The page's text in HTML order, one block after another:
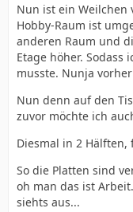
Nun ist ein Weilchen
Hobby-Raum ist
anderen Raum und
Etage höher.
musste. Nunja
Nun denn auf den
zuvor möchte ich
Diesmal in 2
So die Platten sind
oh man das ist
siehts aus...